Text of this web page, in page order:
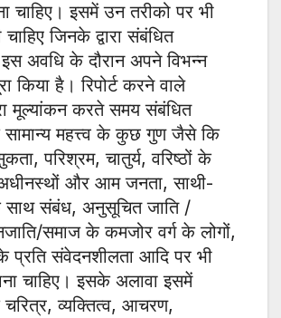
इसमें उन तरीको पर भी
चाहिए जिनके द्वारा संबंधित
अवधि के दौरान अपने विभन्न
किया है। रिपोर्ट करने वाले
मूल्यांकन करते समय संबंधित
महत्त्व के कुछ गुण जैसे कि
परिश्रम, चातुर्य, वरिष्ठों के
अधीनस्थों और आम जनता, साथी-
साथ संबंध, अनुसूचित जाति /
समाज के कमजोर वर्ग के लोगों,
प्रति संवेदनशीलता आदि पर भी
चाहिए। इसके अलावा इसमें
व्यक्तित्व, आचरण,